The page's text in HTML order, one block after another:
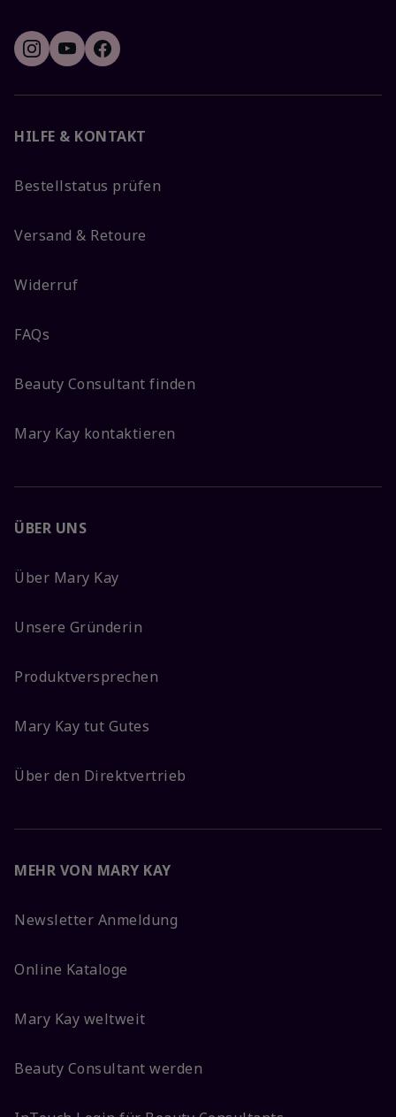
HILFE & KONTAKT
Bestellstatus prüfen
Versand & Retoure
Widerruf
FAQs
Beauty Consultant finden
Mary Kay kontaktieren
ÜBER UNS
Über Mary Kay
Unsere Gründerin
Produktversprechen
Mary Kay tut Gutes
Über den Direktvertrieb
MEHR VON MARY KAY
Newsletter Anmeldung
Online Kataloge
Mary Kay weltweit
Beauty Consultant werden